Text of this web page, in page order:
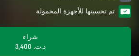
تم تحسينها للأجهزة المحمولة
شراء
د.ت.‏ 3,400